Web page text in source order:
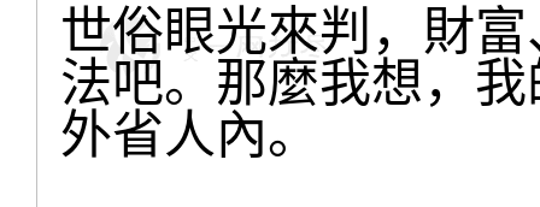
世俗眼光來判，財
法吧。那麼我想，
外省人內。